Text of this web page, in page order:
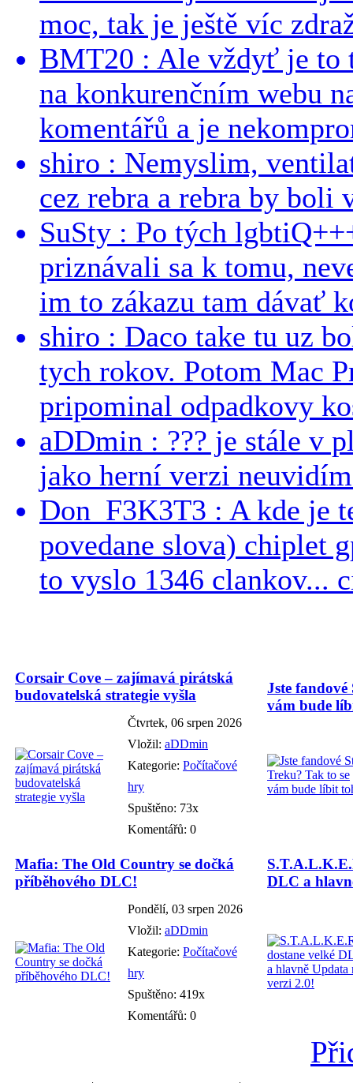
moc, tak je ještě víc
BMT20 : Ale vždyť je to
na konkurenčním webu
komentářů a je
shiro : Nemyslim,
cez rebra a rebra by boli
SuSty : Po tých
priznávali sa k tomu,
im to zákazu tam dávať
shiro : Daco take tu uz
tych rokov. Potom Mac
pripominal odpadkovy
aDDmin : ??? je stále v
jako herní verzi
Don_F3K3T3 : A kde je
povedane slova) chiplet
to vyslo 1346 clankov...
Corsair Cove – zajímavá pirátská
budovatelská strategie vyšla
Čtvrtek, 06 srpen 2026
Vložil: aDDmin
Kategorie: Počítačové
hry
Spuštěno: 73x
Komentářů: 0
Jste
vám bude
Mafia: The Old Country se dočká
příběhového DLC!
Pondělí, 03 srpen 2026
Vložil: aDDmin
Kategorie: Počítačové
hry
Spuštěno: 419x
Komentářů: 0
DLC a